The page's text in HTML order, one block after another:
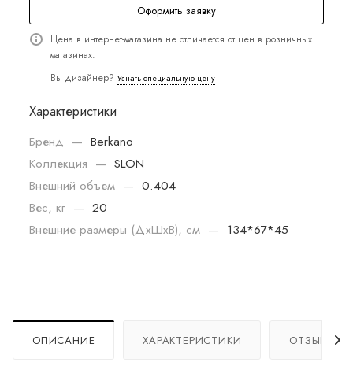
Оформить заявку
Цена в интернет-магазина не отличается от цен в розничных
магазинах.
Вы дизайнер? Узнать специальную цену
Характеристики
Бренд — Berkano
Коллекция — SLON
Внешний объем — 0.404
Вес, кг — 20
Внешние размеры (ДхШхВ), см — 134*67*45
ОПИСАНИЕ ХАРАКТЕРИСТИКИ ОТЗЫВЫ